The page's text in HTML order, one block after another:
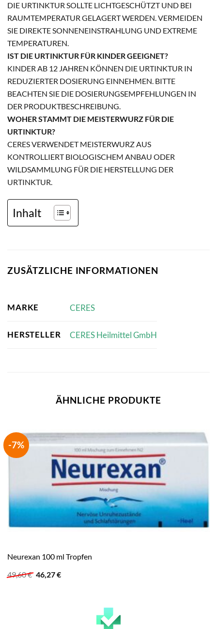
DIE URTINKTUR SOLLTE LICHTGESCHÜTZT UND BEI
RAUMTEMPERATUR GELAGERT WERDEN. VERMEIDEN
SIE DIREKTE SONNENEINSTRAHLUNG UND EXTREME
TEMPERATUREN.
IST DIE URTINKTUR FÜR KINDER GEEIGNET?
KINDER AB 12 JAHREN KÖNNEN DIE URTINKTUR IN
REDUZIERTER DOSIERUNG EINNEHMEN. BITTE
BEACHTEN SIE DIE DOSIERUNGSEMPFEHLUNGEN IN
DER PRODUKTBESCHREIBUNG.
WOHER STAMMT DIE MEISTERWURZ FÜR DIE
URTINKTUR?
CERES VERWENDET MEISTERWURZ AUS
KONTROLLIERT BIOLOGISCHEM ANBAU ODER
WILDSAMMLUNG FÜR DIE HERSTELLUNG DER
URTINKTUR.
Inhalt
ZUSÄTZLICHE INFORMATIONEN
MARKE CERES
HERSTELLER CERES Heilmittel GmbH
ÄHNLICHE PRODUKTE
-7%
Neurexan 100 ml Tropfen
49,60€ Ursprünglicher
46,27€Aktueller